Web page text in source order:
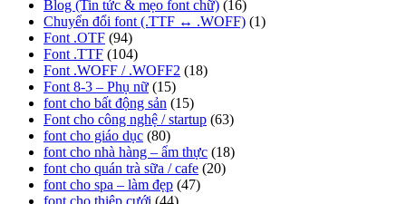
Blog (Tin tức & mẹo font chữ) (16)
Chuyển đổi font (.TTF ↔ .WOFF) (1)
Font .OTF (94)
Font .TTF (104)
Font .WOFF / .WOFF2 (18)
Font 8-3 – Phụ nữ (15)
font cho bất động sản (15)
Font cho công nghệ / startup (63)
font cho giáo dục (80)
font cho nhà hàng – ẩm thực (18)
font cho quán trà sữa / cafe (20)
font cho spa – làm đẹp (47)